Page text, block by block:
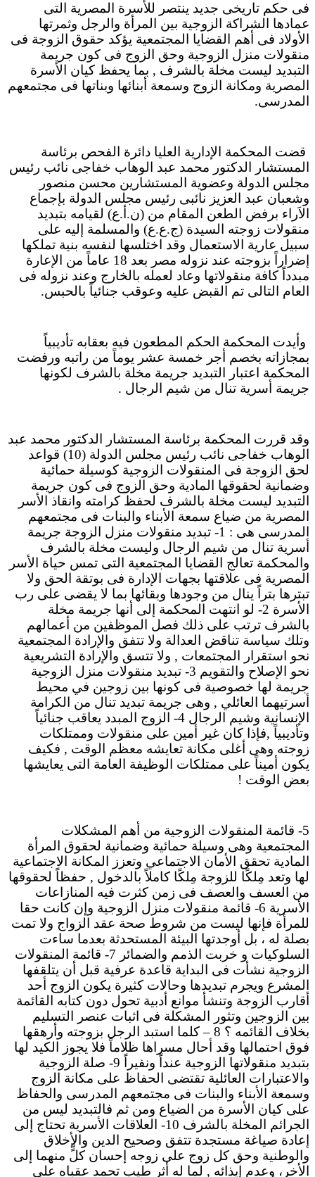
فى حكم تاريخى جديد ينتصر للأسرة المصرية التى
عمادها الشراكة الزوجية بين المرأة والرجل وثمرتها
الأولاد فى أهم القضايا المجتمعية يؤكد حقوق الزوجة فى
منقولات منزل الزوجية وحق الزوج فى كون جريمة
التبديد ليست مخلة بالشرف , بما يحفظ كيان الأسرة
المصرية ومكانة الزوج وسمعة أبنائها وبناتها فى مجتمعهم
المدرسى.
قضت المحكمة الإدارية العليا دائرة الفحص برئاسة
المستشار الدكتور محمد عبد الوهاب خفاجى نائب رئيس
مجلس الدولة وعضوية المستشارين محسن منصور
وشعبان عبد العزيز نائبى رئيس مجلس الدولة بإجماع
الاَراء برفض الطعن المقام من (ن.أ.ع) لقيامه بتبديد
منقولات زوجته السيدة (ج.ع.ع) والمسلمة إليه على
سبيل عارية الاستعمال وقد اختلسها لنفسه بنية تملكها
إضراراً بزوجته عند نزوله مصر بعد 18 عاماً من الإعارة
مبدداً كافة منقولاتها وعاد لعمله بالخارج وعند نزوله فى
العام التالى تم القبض عليه وعوقب جنائياً بالحبس.
وأيدت المحكمة الحكم المطعون فيه بعقابه تأديبياً
بمجازاته بخصم أجر خمسة عشر يوماً من راتبه ورفضت
المحكمة اعتبار التبديد جريمة مخلة بالشرف لكونها
جريمة أسرية تنال من شيم الرجال .
وقد قررت المحكمة برئاسة المستشار الدكتور محمد عبد
الوهاب خفاجى نائب رئيس مجلس الدولة (10) قواعد
لحق الزوجة فى المنقولات الزوجية كوسيلة حمائية
وضمانية لحقوقها المادية وحق الزوج فى كون جريمة
التبديد ليست مخلة بالشرف لحفظ كرامته وانقاذ الأسر
المصرية من ضياع سمعة الأبناء والبنات فى مجتمعهم
المدرسى هى : 1- تبديد منقولات منزل الزوجة جريمة
أسرية تنال من شيم الرجال وليست مخلة بالشرف
والمحكمة تعالج القضايا المجتمعية التى تمس حياة الأسر
المصرية فى علاقتها بجهات الإدارة فى بوتقة الحق ولا
تبترها بتراً ينال من وجودها وبقائها بما لا يقضى على رب
الأسرة 2- لو انتهت المحكمة إلى أنها جريمة مخلة
بالشرف ترتب على ذلك فصل الموظفين من أعمالهم
وتلك سياسة تناقض العدالة ولا تتفق والإرادة المجتمعية
نحو استقرار المجتمعات , ولا تتسق والإرادة التشريعية
نحو الإصلاح والتقويم 3- تبديد منقولات منزل الزوجية
جريمة لها خصوصية فى كونها بين زوجين في محيط
أسرتيهما العائلي , وهى جريمة تبديد تنال من الكرامة
الإنسانية وشيم الرجال 4- الزوج المبدد يعاقب جنائياً
وتأديبياً ,فإذا كان غير أمين على منقولات وممتلكات
زوجته وهى أغلى مكانة تعايشه معظم الوقت , فكيف
يكون أميناً على ممتلكات الوظيفة العامة التى يعايشها
بعض الوقت !
5- قائمة المنقولات الزوجية من أهم المشكلات
المجتمعية وهى وسيلة حمائية وضمانية لحقوق المرأة
المادية تحقق الأمان الاجتماعي وتعزز المكانة الاجتماعية
لها وتعد مِلكًا للزوجة مِلكًا كاملاً بالدخول , حفظاً لحقوقها
من العسف والعصف فى زمن كثرت فيه المنازاعات
الأسرية 6- قائمة منقولات منزل الزوجية وإن كانت حقا
للمرأة فإنها ليست من شروط صحة عقد الزواج ولا تمت
بصلة له ، بل أوجدتها البيئة المستحدثة بعدما ساءت
السلوكيات و خربت الذمم والضمائر 7- قائمة المنقولات
الزوجية نشأت فى البداية قاعدة عرفية قبل أن يتلقفها
المشرع ويجرم تبديدها وحالات كثيرة يكون الزوج أحد
أقارب الزوجة وتنشأ موانع أدبية تحول دون كتابه القائمة
بين الزوجين وتثور المشكلة فى اثبات عنصر التسليم
بخلاف القائمه ؟ 8 – كلما استبد الرجل بزوجته وأرهقها
فوق احتمالها وقد أحال مسراها ظلاماً فلا يجوز الكيد لها
بتبديد منقولاتها الزوجية عنداً ونفيراً 9- صلة الزوجية
والاعتبارات العائلية تقتضى الحفاظ على مكانة الزوج
وسمعة الأبناء والبنات فى مجتمعهم المدرسى والحفاظ
على كيان الأسرة من الضياع ومن ثم فالتبديد ليس من
الجرائم المخلة بالشرف 10- العلاقات الأسرية تحتاج إلى
إعادة صياغة مستجدة تتفق وصحيح الدين والأخلاق
والوطنية وحق كل زوج على زوجه إحسان كلٍّ منهما إلى
الأخر، وعدم إيذائه , لما له أثر طيب تحمد عقباه على